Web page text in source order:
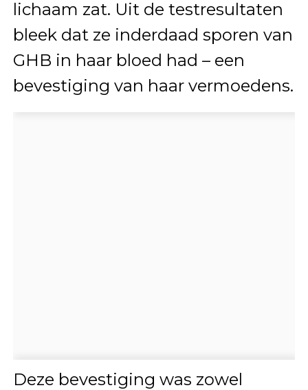
lichaam zat. Uit de testresultaten
bleek dat ze inderdaad sporen van
GHB in haar bloed had – een
bevestiging van haar vermoedens.
Deze bevestiging was zowel